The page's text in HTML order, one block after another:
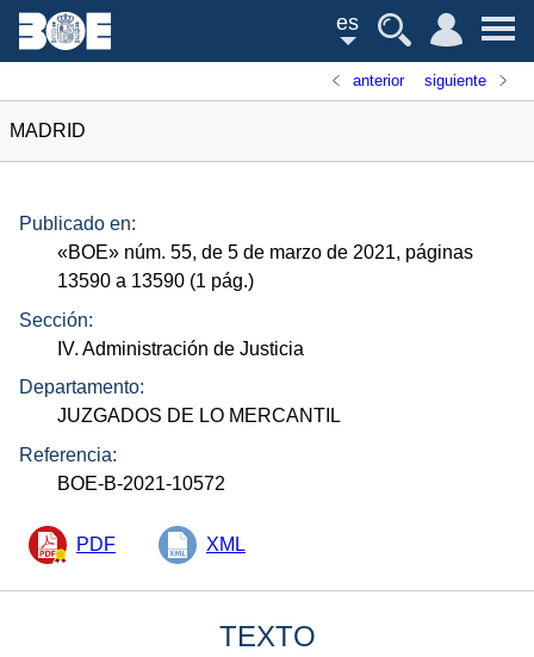
es
anterior siguiente
MADRID
Publicado en:
«BOE» núm. 55, de 5 de marzo de 2021, páginas
13590 a 13590 (1 pág.)
Sección:
IV. Administración de Justicia
Departamento:
JUZGADOS DE LO MERCANTIL
Referencia:
BOE-B-2021-10572
PDF XML
TEXTO